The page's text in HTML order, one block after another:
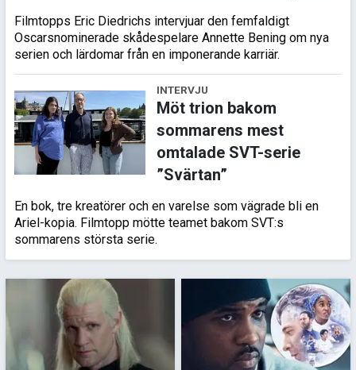
Filmtopps Eric Diedrichs intervjuar den femfaldigt
Oscarsnominerade skådespelare Annette Bening om nya
serien och lärdomar från en imponerande karriär.
INTERVJU
Möt trion bakom
sommarens mest
omtalade SVT-serie
”Svärtan”
En bok, tre kreatörer och en varelse som vägrade bli en
Ariel-kopia. Filmtopp mötte teamet bakom SVT:s
sommarens största serie.